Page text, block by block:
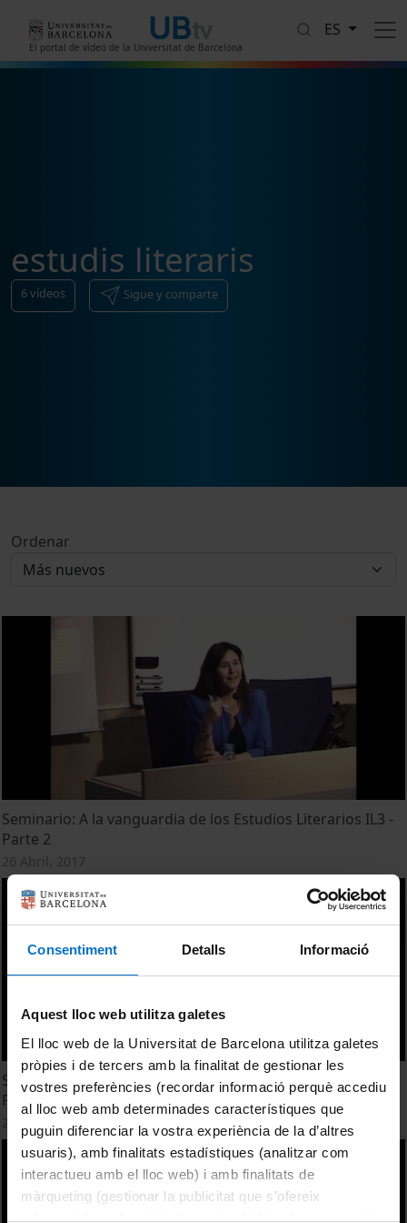
Consentiment Detalls Informació
Aquest lloc web utilitza galetes
El lloc web de la Universitat de Barcelona utilitza galetes
pròpies i de tercers amb la finalitat de gestionar les
vostres preferències (recordar informació perquè accediu
al lloc web amb determinades característiques que
puguin diferenciar la vostra experiència de la d’altres
usuaris), amb finalitats estadístiques (analitzar com
interactueu amb el lloc web) i amb finalitats de
màrqueting (gestionar la publicitat que s’ofereix
adequant-la en funció dels vostres hàbits de navegació).
El portal de vídeo de la Universitat de Barcelona
ES
estudis literaris
6vídeos Sigue y comparte
Ordenar
Seminario: A la vanguardia de los Estudios Literarios IL3 -
Parte 2
26 Abril, 2017
Seminario: A la vanguardia de los Estudios Literarios IL3 -
Parte 3
26 Abril, 2017